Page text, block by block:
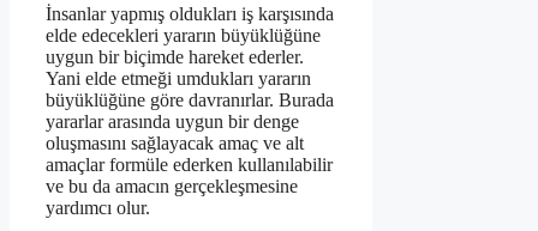
İnsanlar yapmış oldukları iş karşısında
elde edecekleri yararın büyüklüğüne
uygun bir biçimde hareket ederler.
Yani elde etmeği umdukları yararın
büyüklüğüne göre davranırlar. Burada
yararlar arasında uygun bir denge
oluşmasını sağlayacak amaç ve alt
amaçlar formüle ederken kullanılabilir
ve bu da amacın gerçekleşmesine
yardımcı olur.